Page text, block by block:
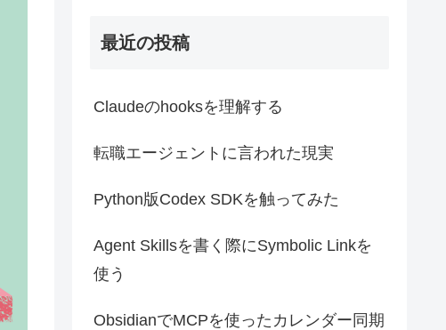
最近の投稿
Claudeのhooksを理解する
転職エージェントに言われた現実
Python版Codex SDKを触ってみた
Agent Skillsを書く際にSymbolic Linkを
使う
ObsidianでMCPを使ったカレンダー同期